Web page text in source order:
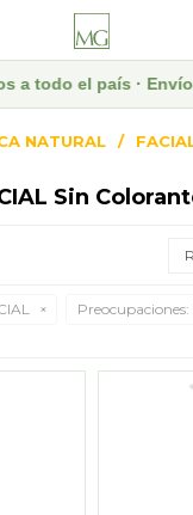
a todo el país ·
NATURAL
Sin
Preocupaciones: